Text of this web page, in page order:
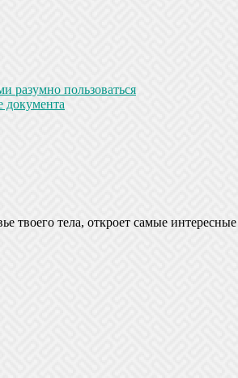
разумно пользоваться
документа
твоего тела, откроет самые